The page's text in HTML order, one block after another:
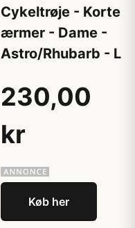
Cykeltrøje - Korte
ærmer - Dame -
Astro/Rhubarb - L
230,00
kr
Køb her